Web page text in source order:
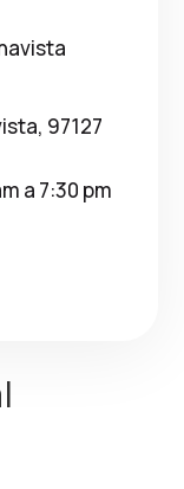
97127
a 7:30 pm